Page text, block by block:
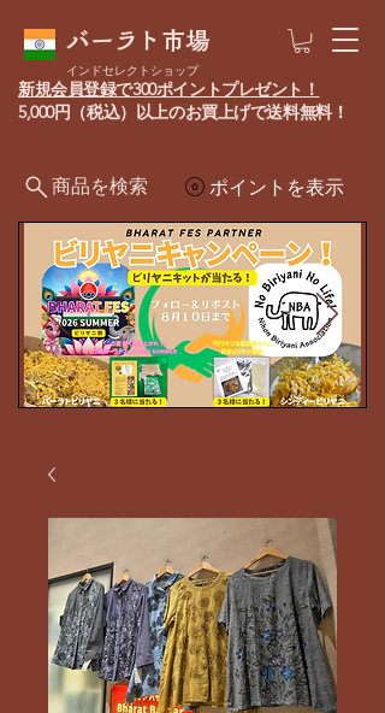
バーラト市場
ポイントを表示
新規会員登録で300ポイントプレゼント！
5,000円（税込）以上のお買上げで送料無料！
インドセレクトショップ
商品を検索